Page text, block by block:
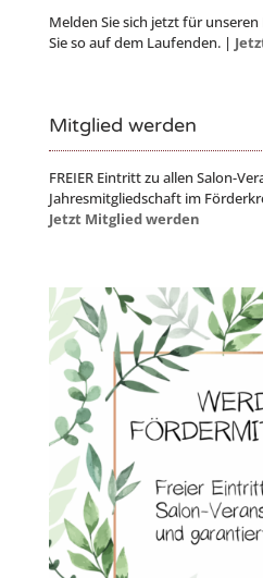
Melden Sie sich jetzt für
Sie so auf dem Laufenden. |
Mitglied werden
FREIER Eintritt zu allen Salon-
Jahresmitgliedschaft im
Jetzt Mitglied werden